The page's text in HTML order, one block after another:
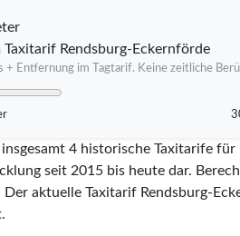
Taxitarif Rendsburg-Eckernförde
+ Entfernung im Tagtarif. Keine zeitliche
4 historische Taxitarife
seit 2015 bis heute dar.
Der aktuelle Taxitarif Rendsburg-